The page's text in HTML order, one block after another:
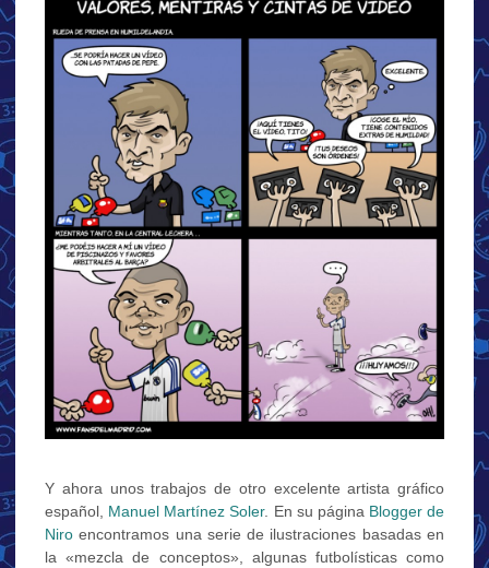
Y ahora unos trabajos de otro excelente artista gráfico
español, Manuel Martínez Soler. En su página Blogger de
Niro encontramos una serie de ilustraciones basadas en
la «mezcla de conceptos», algunas futbolísticas como